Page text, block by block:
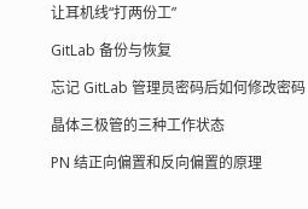
让耳机线“打两份工”
GitLab 备份与恢复
忘记 GitLab 管理员密码后如何修改密码
晶体三极管的三种工作状态
PN 结正向偏置和反向偏置的原理